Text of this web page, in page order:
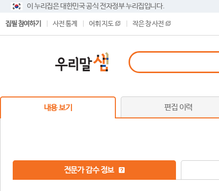
이 누리집은 대한민국 공식 전자정부 누리집입니다.
집필 참여하기 사전 통계 어휘 지도 작은 창 사전
내용 보기 편집 이력
전문가 감수 정보